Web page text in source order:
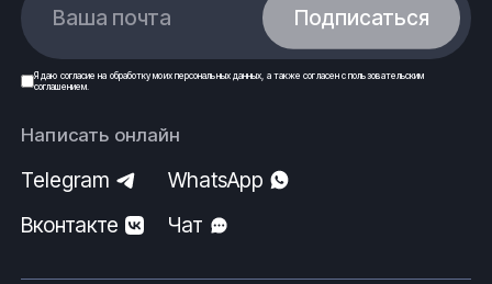
Ваша почта Подписаться
Я даю согласие на обработку моих персональных данных, а также согласен спользовательским
соглашением.
Написать онлайн
Telegram
WhatsApp
Вконтакте
Чат